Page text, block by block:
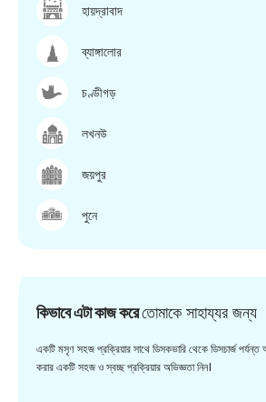
হায়দ্রাবাদ
ব্যাঙ্গালোর
চণ্ডীগড়
লখনউ
জয়পুর
পুনে
কিভাবে এটা কাজ করেতোমাকে সাহায্যর জন্য
একটি মসৃণ সহজ প্রক্রিয়ার সাথে ডিসকভারি থেকে ডিসচার্জ পর্যন্ত
করার একটি সহজ ও স্বচ্ছ প্রক্রিয়ার অভিজ্ঞতা নিন।